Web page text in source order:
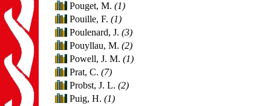
Pouget, M. (1)
Pouille, F. (1)
Poulenard, J. (3)
Pouyllau, M. (2)
Powell, J. M. (1)
Prat, C. (7)
Probst, J. L. (2)
Puig, H. (1)